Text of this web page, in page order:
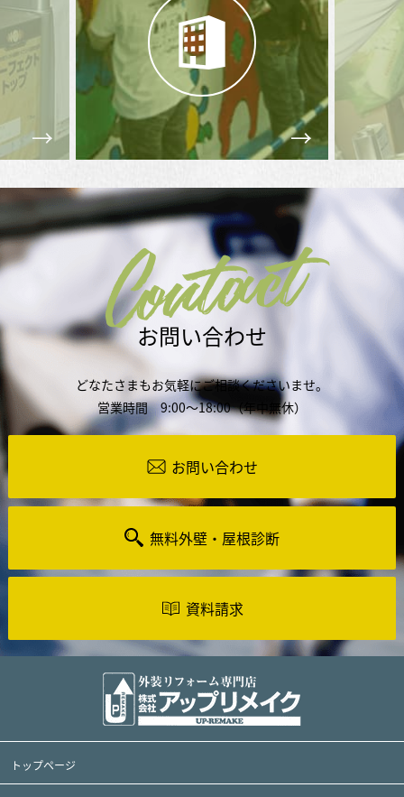
Contact
お問い合わせ
どなたさまもお気軽にご相談くださいませ。
営業時間 9:00～18:00（年中無休）
お問い合わせ
無料外壁・屋根診断
資料請求
トップページ